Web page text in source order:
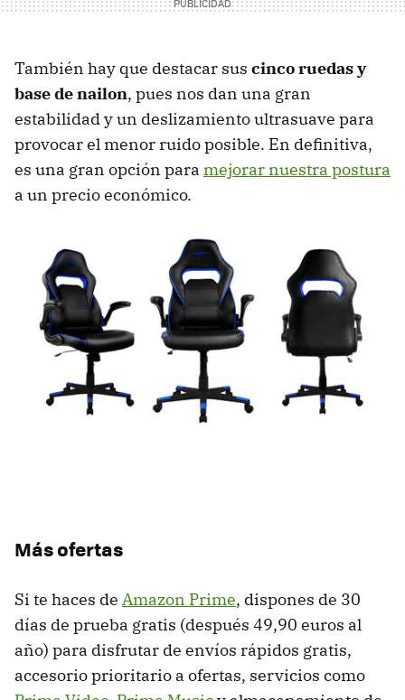
También hay que destacar sus cinco ruedas y
base de nailon, pues nos dan una gran
estabilidad y un deslizamiento ultrasuave para
provocar el menor ruido posible. En definitiva,
es una gran opción para mejorar nuestra postura
a un precio económico.
Más ofertas
Si te haces de Amazon Prime, dispones de 30
días de prueba gratis (después 49,90 euros al
año) para disfrutar de envíos rápidos gratis,
accesorio prioritario a ofertas, servicios como